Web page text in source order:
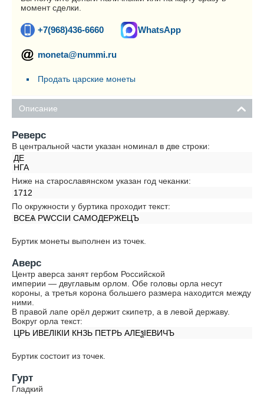
момент сделки.
+7(968)436-6660 WhatsApp
moneta@nummi.ru
Продать царские монеты
Описание
Реверс
В центральной части указан номинал в две строки:
ДЕ
НГА
Ниже на старославянском указан год чеканки:
1712
По окружности у буртика проходит текст:
ВСЕѦ РWССIИ САМОДЕРЖЕЦЪ
Буртик монеты выполнен из точек.
Аверс
Центр аверса занят гербом Российской
империи — двуглавым орлом. Обе головы орла несут
короны, а третья корона большего размера находится между
ними.
В правой лапе орёл держит скипетр, а в левой державу.
Вокруг орла текст:
ЦРЬ ИВЕЛIКIИ КНЗЬ ПЕТРЬ АЛЕѯIЕВИЧЪ
Буртик состоит из точек.
Гурт
Гладкий